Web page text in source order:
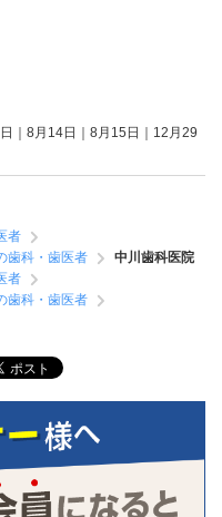
｜8月14日｜8月15日｜12月29
者
歯科・歯医者
中川歯科医院
者
歯科・歯医者